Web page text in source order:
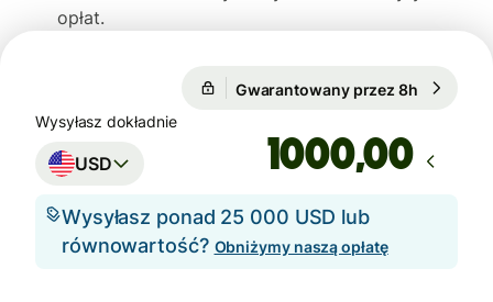
opłat.
Gwarantowany przez 8h
Wysyłasz dokładnie
USD ,00
Wysyłasz ponad 25 000 USD lub
równowartość? Obniżymy naszą opłatę